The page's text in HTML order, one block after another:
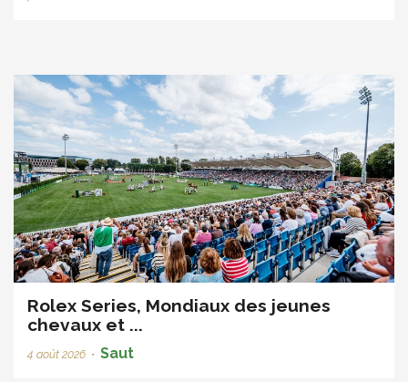
Rolex Series, Mondiaux des jeunes
chevaux et ...
4 août 2026 • Saut